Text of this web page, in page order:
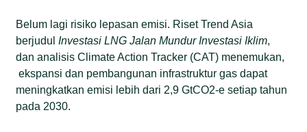
Belum lagi risiko lepasan emisi. Riset Trend Asia
berjudulInvestasi LNG Jalan Mundur Investasi Iklim,
dan analisis Climate Action Tracker (CAT) menemukan,
ekspansi dan pembangunan infrastruktur gas dapat
meningkatkan emisi lebih dari 2,9 GtCO2-e setiap tahun
pada 2030.